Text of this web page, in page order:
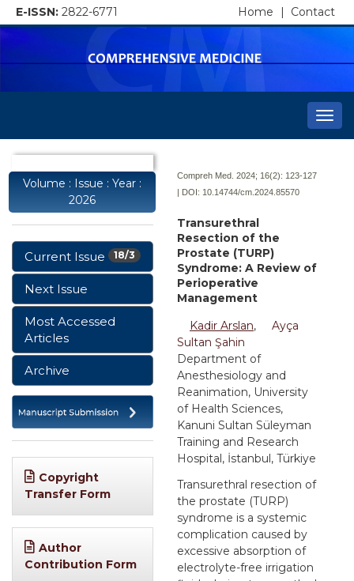
E-ISSN: 2822-6771 Contact
Home |
Volume : Issue : Year :
2026
18/3
Current Issue
Next Issue
Most Accessed
Articles
Archive
Copyright
Transfer Form
Author
Contribution Form
Compreh Med. 2024; 16(2): 123-127
| DOI: 10.14744/cm.2024.85570
Transurethral
Resection of the
Prostate (TURP)
Syndrome: A Review of
Perioperative
Management
Kadir Arslan,
Ayça
Sultan Şahin
Department of
Anesthesiology and
Reanimation, University
of Health Sciences,
Kanuni Sultan Süleyman
Training and Research
Hospital, İstanbul, Türkiye
Transurethral resection of
the prostate (TURP)
syndrome is a systemic
complication caused by
excessive absorption of
electrolyte-free irrigation